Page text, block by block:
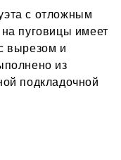
с отложным
пуговицы имеет
вырезом и
из
подкладочной